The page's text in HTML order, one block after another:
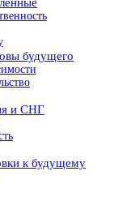
будущего
и СНГ
к будущему